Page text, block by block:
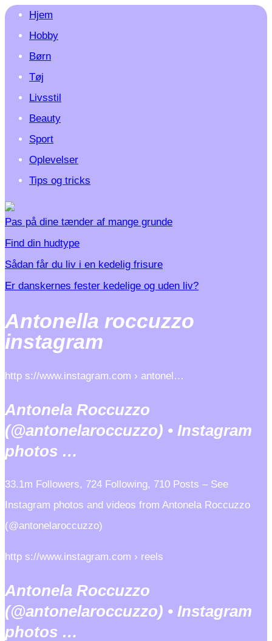
Hjem
Hobby
Børn
Tøj
Livsstil
Beauty
Sport
Oplevelser
Tips og tricks
Pas på dine tænder af mange grunde
Find din hudtype
Sådan får du liv i en kedelig frisure
Er danskernes fester kedelige og uden liv?
Antonella roccuzzo
instagram
http s://www.instagram.com › antonel…
Antonela Roccuzzo
(@antonelaroccuzzo) • Instagram
photos …
33.1m Followers, 724 Following, 710 Posts – See
Instagram photos and videos from Antonela Roccuzzo
(@antonelaroccuzzo)
http s://www.instagram.com › reels
Antonela Roccuzzo
(@antonelaroccuzzo) • Instagram
photos …